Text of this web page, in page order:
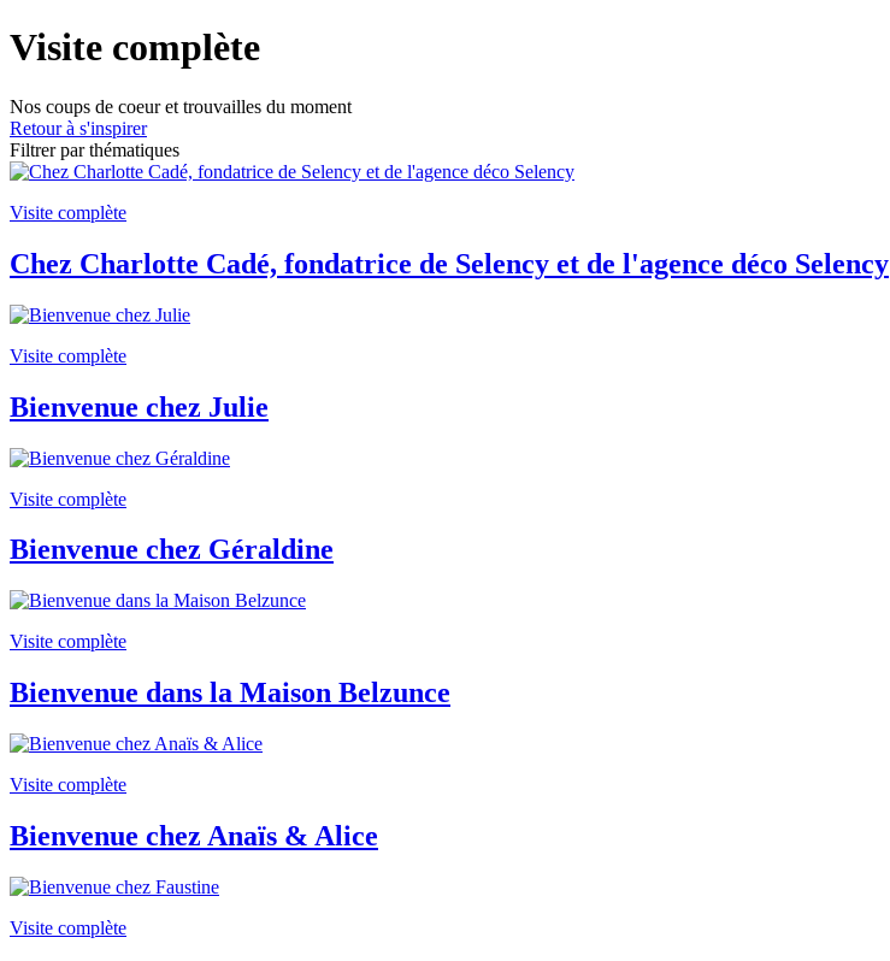
Visite complète
Nos coups de coeur et trouvailles du moment
Retour à s'inspirer
Filtrer par thématiques
Visite complète
Chez Charlotte Cadé, fondatrice de Selency et de l'agence déco Selency
Visite complète
Bienvenue chez Julie
Visite complète
Bienvenue chez Géraldine
Visite complète
Bienvenue dans la Maison Belzunce
Visite complète
Bienvenue chez Anaïs & Alice
Visite complète